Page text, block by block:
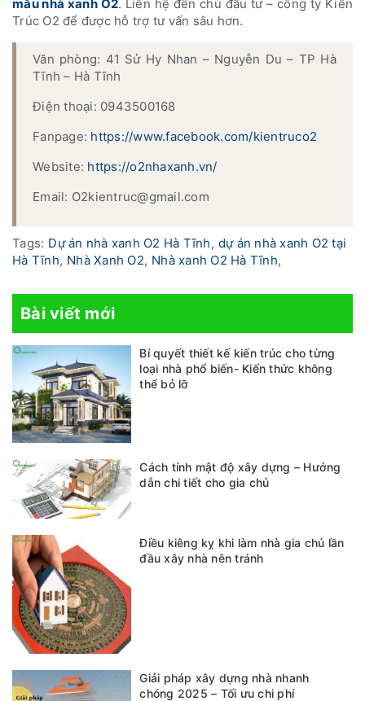
mẫu nhà xanh O2. Liên hệ đến chủ đầu tư – công ty Kiến
Trúc O2 để được hỗ trợ tư vấn sâu hơn.
Văn phòng: 41 Sử Hy Nhan – Nguyễn Du – TP Hà
Tĩnh – Hà Tĩnh
Điện thoại: 0943500168
Fanpage: https://www.facebook.com/kientruco2
Website: https://o2nhaxanh.vn/
Email: O2kientruc@gmail.com
Tags: Dự án nhà xanh O2 Hà Tĩnh, dự án nhà xanh O2 tại
Hà Tĩnh, Nhà Xanh O2, Nhà xanh O2 Hà Tĩnh,
Bài viết mới
Bí quyết thiết kế kiến trúc cho từng
loại nhà phổ biến- Kiến thức không
thể bỏ lỡ
Cách tính mật độ xây dựng – Hướng
dẫn chi tiết cho gia chủ
Điều kiêng kỵ khi làm nhà gia chủ lần
đầu xây nhà nên tránh
Giải pháp xây dựng nhà nhanh
chóng 2025 – Tối ưu chi phí